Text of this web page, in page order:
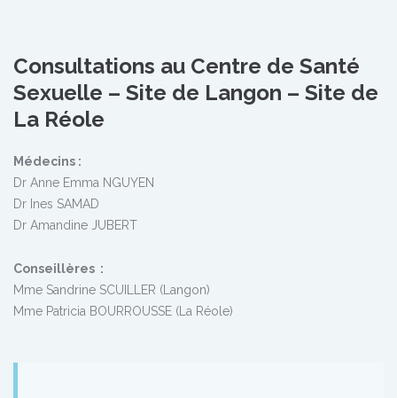
Consultations au Centre de Santé
Sexuelle – Site de Langon – Site de
La Réole
Médecins :
Dr Anne Emma NGUYEN
Dr Ines SAMAD
Dr Amandine JUBERT
Conseillères :
Mme Sandrine SCUILLER (Langon)
Mme Patricia BOURROUSSE (La Réole)